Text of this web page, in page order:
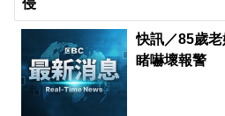
侵
快訊／85歲
睹嚇壞報警